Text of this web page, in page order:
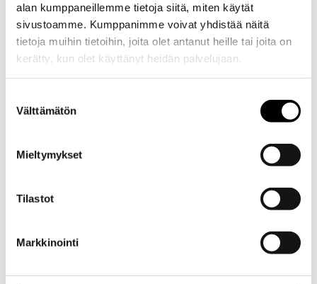
alan kumppaneillemme tietoja siitä, miten käytät
sivustoamme. Kumppanimme voivat yhdistää näitä
tietoja muihin tietoihin, joita olet antanut heille tai joita on
kerätty, kun olet käyttänyt heidän palvelujaan.
valinta
Välttämätön
Mieltymykset
Tilastot
Markkinointi